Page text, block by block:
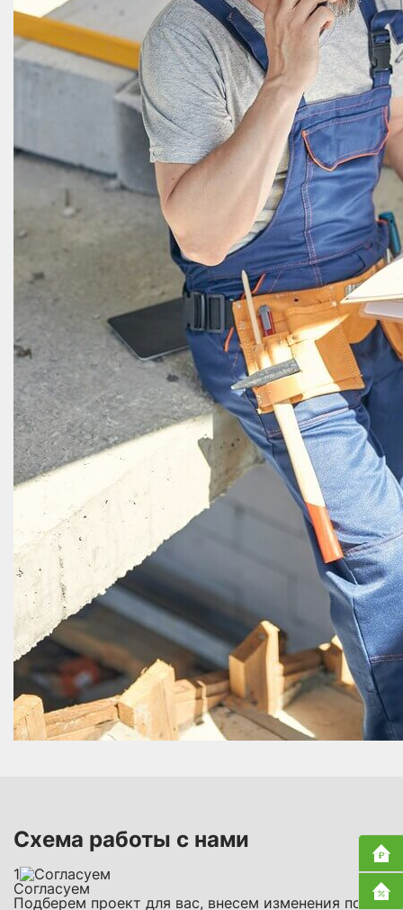
Схема работы с нами
1
Согласуем
Подберем проект для вас, внесем изменения под